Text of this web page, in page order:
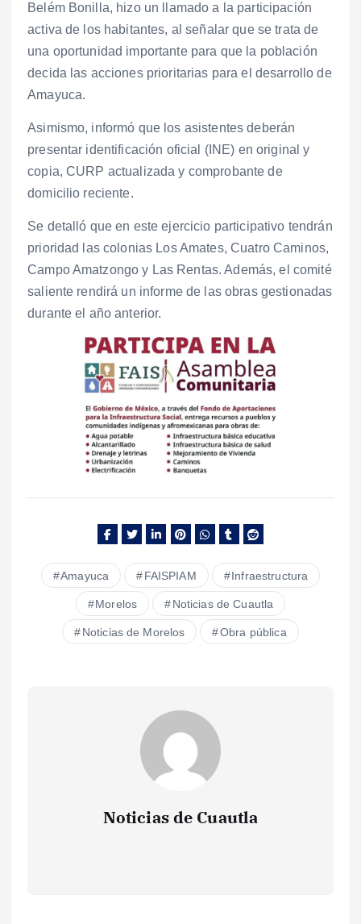
Belém Bonilla, hizo un llamado a la participación
activa de los habitantes, al señalar que se trata de
una oportunidad importante para que la población
decida las acciones prioritarias para el desarrollo de
Amayuca.
Asimismo, informó que los asistentes deberán
presentar identificación oficial (INE) en original y
copia, CURP actualizada y comprobante de
domicilio reciente.
Se detalló que en este ejercicio participativo tendrán
prioridad las colonias Los Amates, Cuatro Caminos,
Campo Amatzongo y Las Rentas. Además, el comité
saliente rendirá un informe de las obras gestionadas
durante el año anterior.
Amayuca FAISPIAM Infraestructura
Morelos Noticias de Cuautla
Noticias de Morelos Obra pública
Noticias de Cuautla